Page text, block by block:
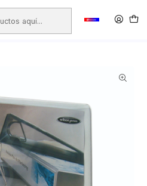
Oficina Archivo Archivadores
WILSON JONES CARTA 2